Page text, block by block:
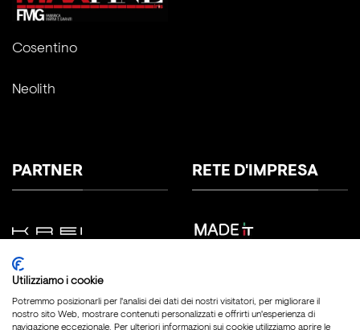
Cosentino
Neolith
PARTNER RETE D'IMPRESA
Utilizziamo i cookie
Potremmo posizionarli per l'analisi dei dati dei nostri visitatori, per migliorare il
nostro sito Web, mostrare contenuti personalizzati e offrirti un'esperienza di
navigazione eccezionale. Per ulteriori informazioni sui cookie utilizziamo aprire le